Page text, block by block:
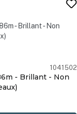
1041502
- Brillant - Non